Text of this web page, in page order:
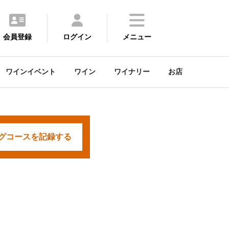
会員登録 ログイン メニュー
ワインイベント ワイン ワイナリー お店
コースを記録する